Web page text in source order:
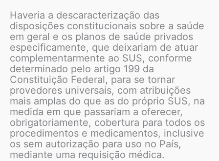
Haveria a descaracterização das
disposições constitucionais sobre a saúde
em geral e os planos de saúde privados
especificamente, que deixariam de atuar
complementarmente ao SUS, conforme
determinado pelo artigo 199 da
Constituição Federal, para se tornar
provedores universais, com atribuições
mais amplas do que as do próprio SUS, na
medida em que passariam a oferecer,
obrigatoriamente, cobertura para todos os
procedimentos e medicamentos, inclusive
os sem autorização para uso no País,
mediante uma requisição médica.